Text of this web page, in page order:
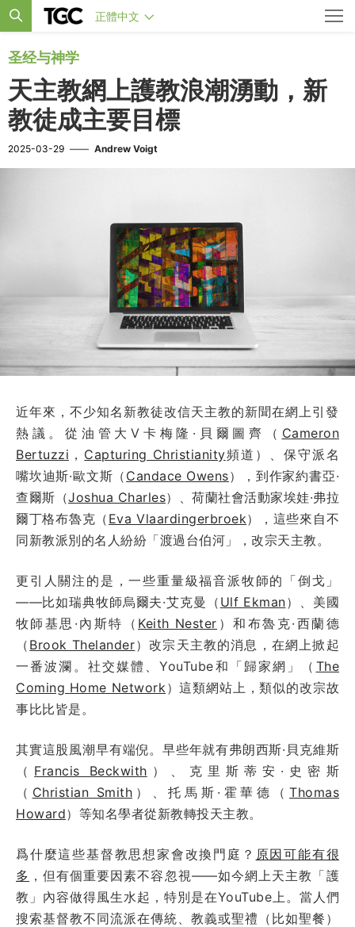
正體中文
圣经与神学
天主教網上護教浪潮湧動，新
教徒成主要目標
2025-03-29 —— Andrew Voigt
近年來，不少知名新教徒改信天主教的新聞在網上引發
熱議。從油管大V卡梅隆·貝爾圖齊（ Cameron
Bertuzzi ， Capturing Christianity頻道）、保守派名
嘴坎迪斯·歐文斯（ Candace Owens），到作家約書亞·
查爾斯（Joshua Charles）、荷蘭社會活動家埃娃·弗拉
爾丁格布魯克（ Eva Vlaardingerbroek），這些來自不
同新教派別的名人紛紛「渡過台伯河」，改宗天主教。
更引人關注的是，一些重量級福音派牧師的「倒戈」
——比如瑞典牧師烏爾夫·艾克曼（ Ulf Ekman）、美國
牧師基思·內斯特（ Keith Nester ）和布魯克·西蘭德
（ Brook Thelander）改宗天主教的消息，在網上掀起
一番波瀾。社交媒體、YouTube和「歸家網」（ The
Coming Home Network ）這類網站上，類似的改宗故
事比比皆是。
其實這股風潮早有端倪。早些年就有弗朗西斯·貝克維斯
（ Francis Beckwith ）、克里斯蒂安·史密斯
（ Christian Smith ）、托馬斯·霍華德（Thomas
Howard）等知名學者從新教轉投天主教。
爲什麼這些基督教思想家會改換門庭？ 原因可能有很
多 ，但有個重要因素不容忽視——如今網上天主教「護
教」內容做得風生水起，特別是在YouTube上。當人們
搜索基督教不同流派在傳統、教義或聖禮（比如聖餐）